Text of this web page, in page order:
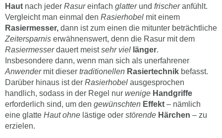
Haut nach jeder Rasureinfach glatterund frischeranfühlt.
Vergleicht man einmal den Rasierhobel mit einem
Rasiermesser, dann ist zum einen die mitunter beträchtliche
Zeitersparnis erwähnenswert, denn die Rasur mit dem
Rasiermesserdauert meistsehr viel länger.
Insbesondere dann, wenn man sich als unerfahrener
Anwendermit dieser traditionellen Rasiertechnik befasst.
Darüber hinaus ist der Rasierhobel ausgesprochen
handlich, sodass in der Regel nur wenige Handgriffe
erforderlich sind, um den gewünschten Effekt – nämlich
eine glatte Haut ohne lästige oder störende Härchen – zu
erzielen.